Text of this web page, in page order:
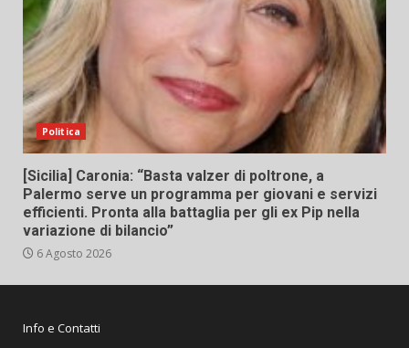
Politica
[Sicilia] Caronia: “Basta valzer di poltrone, a
Palermo serve un programma per giovani e servizi
efficienti. Pronta alla battaglia per gli ex Pip nella
variazione di bilancio”
6 Agosto 2026
Info e Contatti